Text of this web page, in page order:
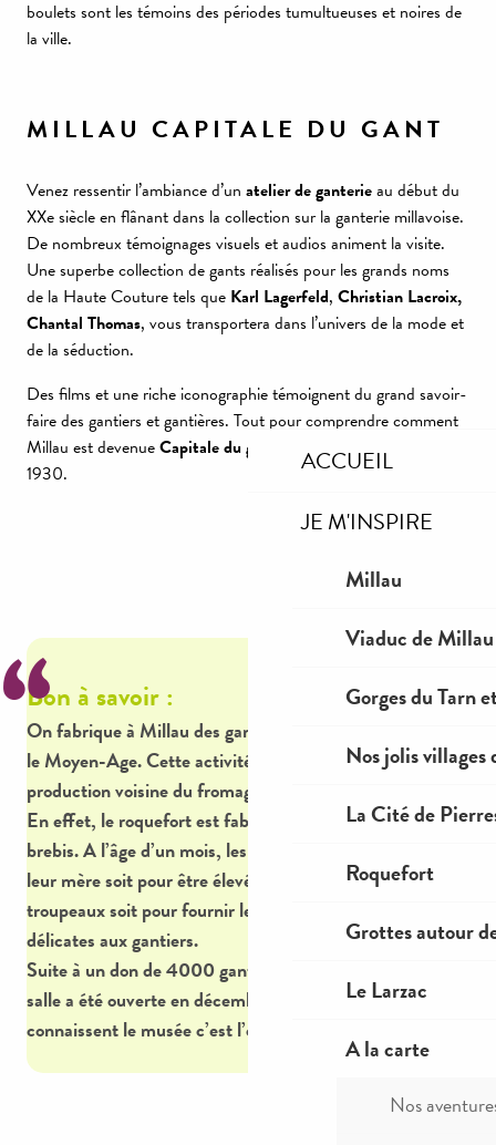
ACCUEIL
JE M'INSPIRE
Millau
Viaduc de Millau
Gorges du Tarn
Nos jolis villages
La Cité de
Roquefort
Grottes autour
Le Larzac
A la carte
Nos
boulets sont les témoins des périodes tumultueuses et noires de
la ville.
MILLAU CAPITALE DU GANT
Venez ressentir l’ambiance d’un atelier de ganterieau début du
XXe siècle en flânant dans la collection sur la ganterie millavoise.
De nombreux témoignages visuels et audios animent la visite.
Une superbe collection de gants réalisés pour les grands noms
de la Haute Couture tels que Karl Lagerfeld, Christian Lacroix,
Chantal Thomas, vous transportera dans l’univers de la mode et
de la séduction.
Des films et une riche iconographie témoignent du grand savoir-
faire des gantiers et gantières. Tout pour comprendre comment
Millau est devenueCapitale du gant en Francedans les années
1930.
Bon à savoir :
On fabrique à Millau des gants en peau d’agneau depuis
le Moyen-Age. Cette activité peaussière est liée à la
production voisine du fromage de roquefort.
En effet, le roquefort est fabriqué à partir de lait de
brebis. A l’âge d’un mois, les agneaux étaient sevrés de
leur mère soit pour être élevés afin de reconstituer les
troupeaux soit pour fournir les peaux fines, souples et
délicates aux gantiers.
Suite à un don de 4000 gants à la ville, une nouvelle
salle a été ouverte en décembre 2018. Pour ceux qui
connaissent le musée c’est l’occasion d’y retourner !